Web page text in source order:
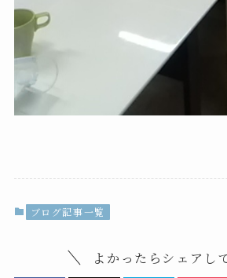
ブログ記事一覧
よかったらシェアし